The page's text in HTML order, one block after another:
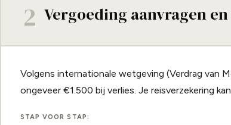
2 Vergoeding aanvragen
Volgens internationale wetgeving (Verdrag van
ongeveer €1.500 bij verlies. Je reisverzekering
STAP VOOR STAP: